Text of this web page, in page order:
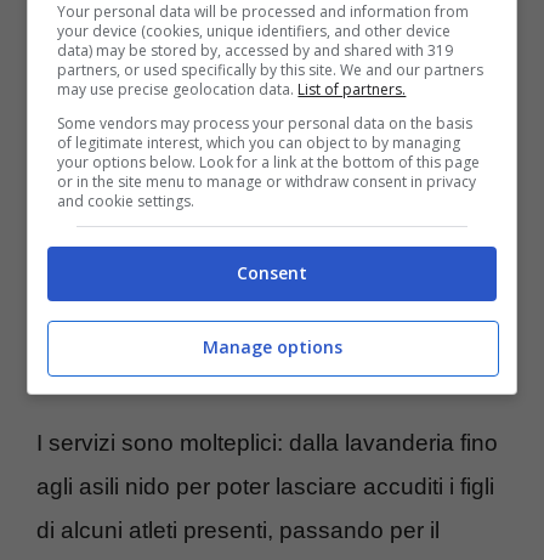
Dal cibo al parrucchiere passando per gli asili: tutti i servizi
del Villaggio (Ansa) – Tshot.it
I servizi sono molteplici: dalla lavanderia fino
agli asili nido per poter lasciare accuditi i figli
di alcuni atleti presenti, passando per il
Your personal data will be processed and information from
your device (cookies, unique identifiers, and other device
data) may be stored by, accessed by and shared with 319
partners, or used specifically by this site. We and our partners
may use precise geolocation data. List of partners.
Some vendors may process your personal data on the basis
of legitimate interest, which you can object to by managing
your options below. Look for a link at the bottom of this page
or in the site menu to manage or withdraw consent in privacy
and cookie settings.
Consent
Manage options